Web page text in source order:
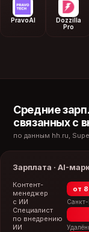
PravoAI
Dozzilla
Pro
Средние
связанных с
по данным hh.ru,
Зарплата · AI-
Контент-
менеджер
с ИИ
от
Санкт-
Специалист
по внедрению
ИИ